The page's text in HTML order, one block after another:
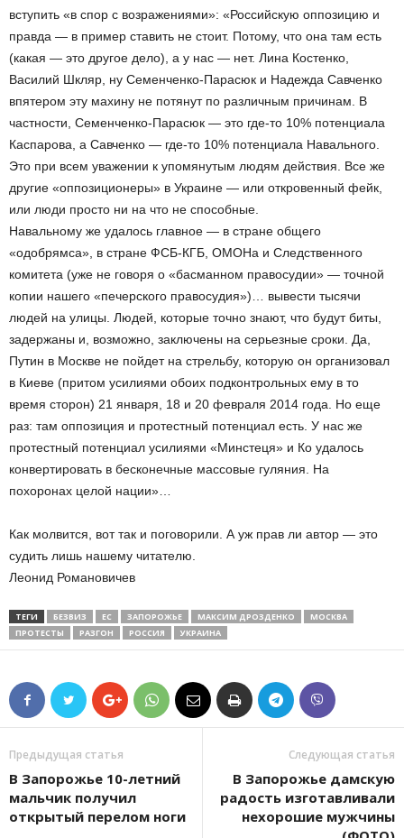
вступить «в спор с возражениями»: «Российскую оппозицию и
правда — в пример ставить не стоит. Потому, что она там есть
(какая — это другое дело), а у нас — нет. Лина Костенко,
Василий Шкляр, ну Семенченко-Парасюк и Надежда Савченко
впятером эту махину не потянут по различным причинам. В
частности, Семенченко-Парасюк — это где-то 10% потенциала
Каспарова, а Савченко — где-то 10% потенциала Навального.
Это при всем уважении к упомянутым людям действия. Все же
другие «оппозиционеры» в Украине — или откровенный фейк,
или люди просто ни на что не способные.
Навальному же удалось главное — в стране общего
«одобрямса», в стране ФСБ-КГБ, ОМОНа и Следственного
комитета (уже не говоря о «басманном правосудии» — точной
копии нашего «печерского правосудия»)… вывести тысячи
людей на улицы. Людей, которые точно знают, что будут биты,
задержаны и, возможно, заключены на серьезные сроки. Да,
Путин в Москве не пойдет на стрельбу, которую он организовал
в Киеве (притом усилиями обоих подконтрольных ему в то
время сторон) 21 января, 18 и 20 февраля 2014 года. Но еще
раз: там оппозиция и протестный потенциал есть. У нас же
протестный потенциал усилиями «Минстеця» и Ко удалось
конвертировать в бесконечные массовые гуляния. На
похоронах целой нации»…
Как молвится, вот так и поговорили. А уж прав ли автор — это
судить лишь нашему читателю.
Леонид Романовичев
ТЕГИ БЕЗВИЗ ЕС ЗАПОРОЖЬЕ МАКСИМ ДРОЗДЕНКО
МОСКВА
ПРОТЕСТЫ
РАЗГОН РОССИЯ УКРАИНА
Предыдущая статья
В Запорожье 10-летний
мальчик получил
открытый перелом ноги
Следующая статья
В Запорожье дамскую
радость изготавливали
нехорошие мужчины